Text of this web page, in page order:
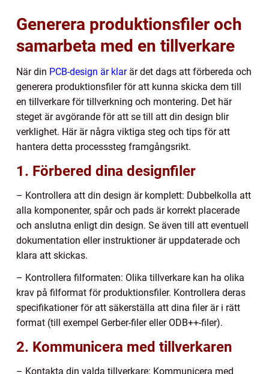
Generera produktionsfiler och
samarbeta med en tillverkare
När din PCB-design är klarär det dags att förbereda och
generera produktionsfiler för att kunna skicka dem till
en tillverkare för tillverkning och montering. Det här
steget är avgörande för att se till att din design blir
verklighet. Här är några viktiga steg och tips för att
hantera detta processsteg framgångsrikt.
1. Förbered dina designfiler
– Kontrollera att din design är komplett: Dubbelkolla att
alla komponenter, spår och pads är korrekt placerade
och anslutna enligt din design. Se även till att eventuell
dokumentation eller instruktioner är uppdaterade och
klara att skickas.
– Kontrollera filformaten: Olika tillverkare kan ha olika
krav på filformat för produktionsfiler. Kontrollera deras
specifikationer för att säkerställa att dina filer är i rätt
format (till exempel Gerber-filer eller ODB++-filer).
2. Kommunicera med tillverkaren
– Kontakta din valda tillverkare: Kommunicera med